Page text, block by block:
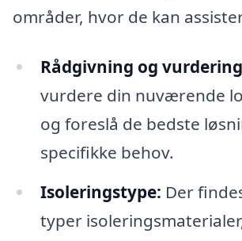
områder, hvor de kan
Rådgivning og
vurdere din nuværende
og foreslå de bedste
specifikke behov.
Isoleringstype: Der
typer